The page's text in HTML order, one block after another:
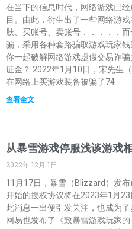
在当下的信息时代，网络游戏已
目。由此，衍生出了一些网络游
肤、买账号、卖账号．．．．．
骗，采用各种套路骗取游戏玩家
你一起破解网络游戏虚假交易诈
证金？ 2022年1月10日，宋先生
在网络上买游戏装备被骗了74
查看全文
从暴雪游戏停服浅谈游戏
2022年 12月 1日
11月17日，暴雪（Blizzard）发
开始的授权协议将在2023年1月23
此消息一出便引发关注，也成为了
网易也发布了《致暴雪游戏玩家